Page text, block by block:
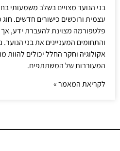
בני הנוער מצויים בשלב משמעותי
עצמית ורוכשים כישורים חדשים. חוג
פלטפורמה מצוינת להעברת ידע, אך
והתחומים המעניינים את בני הנוער.
אקולוגיה וחקר החלל יכולים להוות
המעורבות של המשתתפים.
לקריאת המאמר »